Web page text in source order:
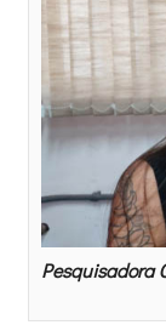
Pesquisadora